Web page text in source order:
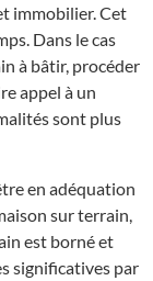
immobilier. Cet
Dans le cas
à bâtir, procéder
appel à un
sont plus
en adéquation
sur terrain,
est borné et
significatives par